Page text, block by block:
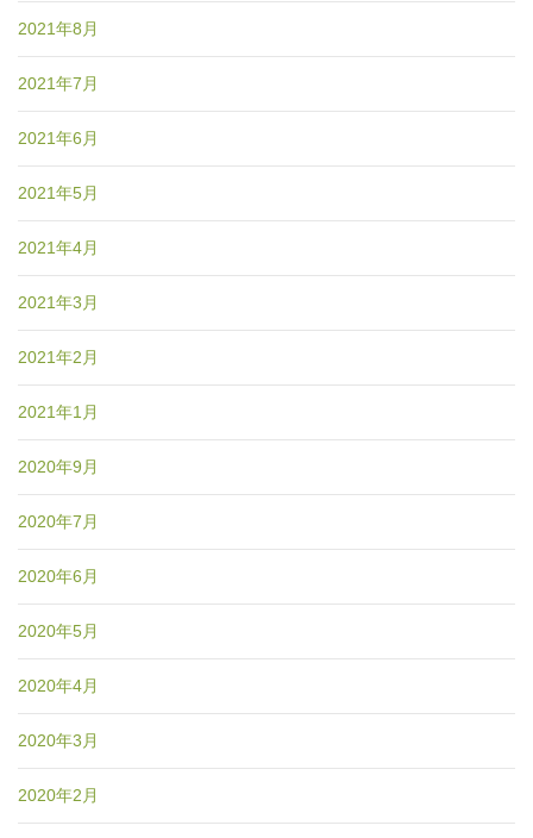
2021年8月
2021年7月
2021年6月
2021年5月
2021年4月
2021年3月
2021年2月
2021年1月
2020年9月
2020年7月
2020年6月
2020年5月
2020年4月
2020年3月
2020年2月